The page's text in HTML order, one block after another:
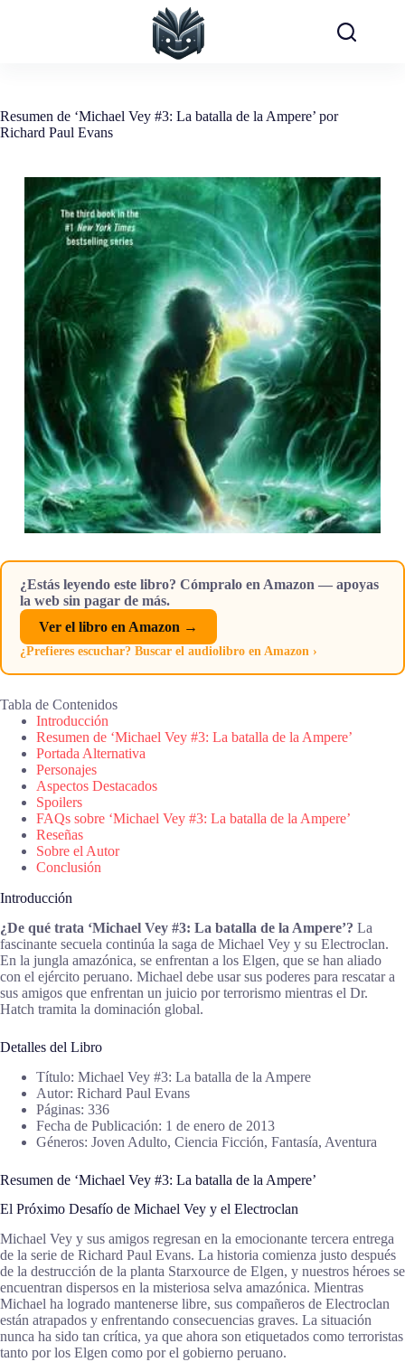
Resumen de ‘Michael Vey #3: La batalla de la Ampere’ por
Richard Paul Evans
¿Estás leyendo este libro? Cómpralo en Amazon — apoyas
la web sin pagar de más.
Ver el libro en Amazon →
¿Prefieres escuchar? Buscar el audiolibro en Amazon ›
Tabla de Contenidos
Introducción
Resumen de ‘Michael Vey #3: La batalla de la Ampere’
Portada Alternativa
Personajes
Aspectos Destacados
Spoilers
FAQs sobre ‘Michael Vey #3: La batalla de la Ampere’
Reseñas
Sobre el Autor
Conclusión
Introducción
¿De qué trata ‘Michael Vey #3: La batalla de la Ampere’? La
fascinante secuela continúa la saga de Michael Vey y su Electroclan.
En la jungla amazónica, se enfrentan a los Elgen, que se han aliado
con el ejército peruano. Michael debe usar sus poderes para rescatar a
sus amigos que enfrentan un juicio por terrorismo mientras el Dr.
Hatch tramita la dominación global.
Detalles del Libro
Título: Michael Vey #3: La batalla de la Ampere
Autor: Richard Paul Evans
Páginas: 336
Fecha de Publicación: 1 de enero de 2013
Géneros: Joven Adulto, Ciencia Ficción, Fantasía, Aventura
Resumen de ‘Michael Vey #3: La batalla de la Ampere’
El Próximo Desafío de Michael Vey y el Electroclan
Michael Vey y sus amigos regresan en la emocionante tercera entrega
de la serie de Richard Paul Evans. La historia comienza justo después
de la destrucción de la planta Starxource de Elgen, y nuestros héroes se
encuentran dispersos en la misteriosa selva amazónica. Mientras
Michael ha logrado mantenerse libre, sus compañeros de Electroclan
están atrapados y enfrentando consecuencias graves. La situación
nunca ha sido tan crítica, ya que ahora son etiquetados como terroristas
tanto por los Elgen como por el gobierno peruano.